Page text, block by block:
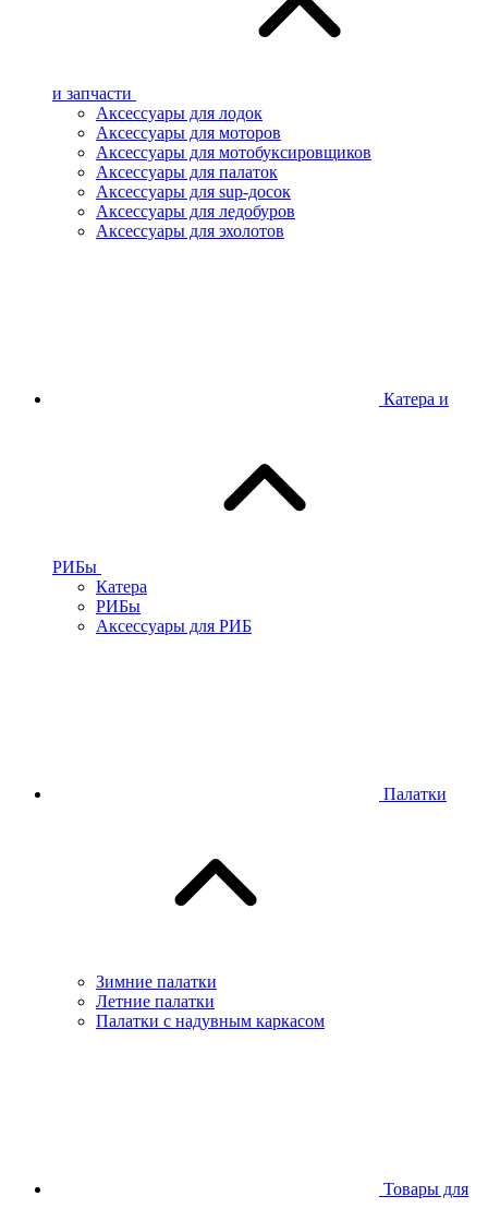
и запчасти
Аксессуары для лодок
Аксессуары для моторов
Аксессуары для мотобуксировщиков
Аксессуары для палаток
Аксессуары для sup-досок
Аксессуары для ледобуров
Аксессуары для эхолотов
Катера и
РИБы
Катера
РИБы
Аксессуары для РИБ
Палатки
Зимние палатки
Летние палатки
Палатки с надувным каркасом
Товары для